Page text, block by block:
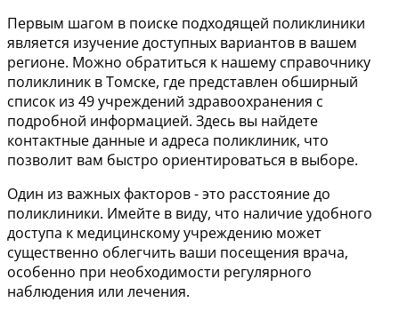
Первым шагом в поиске подходящей поликлиники
является изучение доступных вариантов в вашем
регионе. Можно обратиться к нашему справочнику
поликлиник в Томске, где представлен обширный
список из 49 учреждений здравоохранения с
подробной информацией. Здесь вы найдете
контактные данные и адреса поликлиник, что
позволит вам быстро ориентироваться в выборе.
Один из важных факторов - это расстояние до
поликлиники. Имейте в виду, что наличие удобного
доступа к медицинскому учреждению может
существенно облегчить ваши посещения врача,
особенно при необходимости регулярного
наблюдения или лечения.